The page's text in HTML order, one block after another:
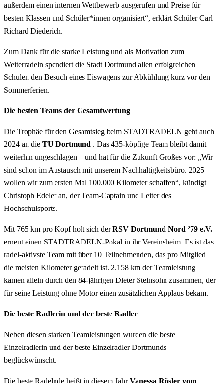
außerdem einen internen Wettbewerb ausgerufen und Preise für
besten Klassen und Schüler*innen organisiert“, erklärt Schüler Carl
Richard Diederich.
Zum Dank für die starke Leistung und als Motivation zum
Weiterradeln spendiert die Stadt Dortmund allen erfolgreichen
Schulen den Besuch eines Eiswagens zur Abkühlung kurz vor den
Sommerferien.
Die besten Teams der Gesamtwertung
Die Trophäe für den Gesamtsieg beim STADTRADELN geht auch
2024 an die TU Dortmund . Das 435-köpfige Team bleibt damit
weiterhin ungeschlagen – und hat für die Zukunft Großes vor: „Wir
sind schon im Austausch mit unserem Nachhaltigkeitsbüro. 2025
wollen wir zum ersten Mal 100.000 Kilometer schaffen“, kündigt
Christoph Edeler an, der Team-Captain und Leiter des
Hochschulsports.
Mit 765 km pro Kopf holt sich derRSV Dortmund Nord ’79 e.V.
erneut einen STADTRADELN-Pokal in ihr Vereinsheim. Es ist das
radel-aktivste Team mit über 10 Teilnehmenden, das pro Mitglied
die meisten Kilometer geradelt ist. 2.158 km der Teamleistung
kamen allein durch den 84-jährigen Dieter Steinsohn zusammen, der
für seine Leistung ohne Motor einen zusätzlichen Applaus bekam.
Die beste Radlerin und der beste Radler
Neben diesen starken Teamleistungen wurden die beste
Einzelradlerin und der beste Einzelradler Dortmunds
beglückwünscht.
Die beste Radelnde heißt in diesem JahrVanessa Rösler vom